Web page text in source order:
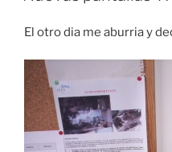
El otro dia me aburria y